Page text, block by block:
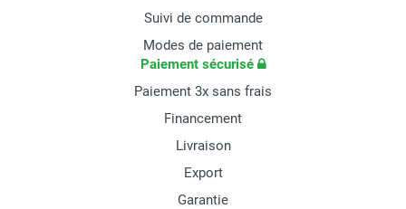
Suivi de commande
Modes de paiement
Paiement sécurisé
Paiement 3x sans frais
Financement
Livraison
Export
Garantie